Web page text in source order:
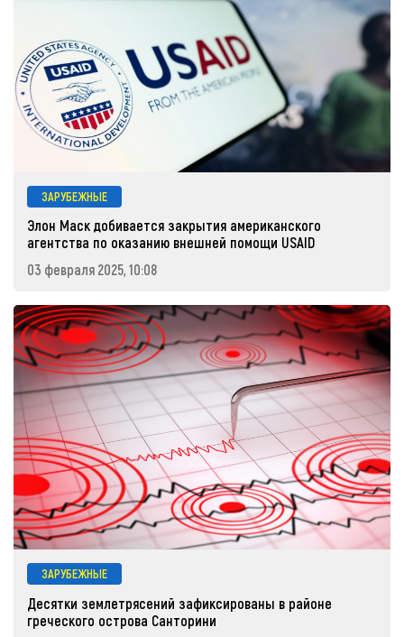
ЗАРУБЕЖНЫЕ
Элон Маск добивается закрытия американского
агентства по оказанию внешней помощи USAID
03 февраля 2025, 10:08
ЗАРУБЕЖНЫЕ
Десятки землетрясений зафиксированы в районе
греческого острова Санторини